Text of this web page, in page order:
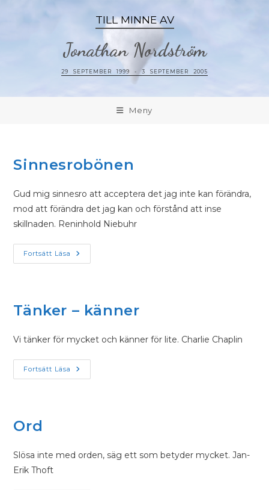
TILL MINNE AV
Jonathan Nordström
29 SEPTEMBER 1999 - 3 SEPTEMBER 2005
Meny
Sinnesrobönen
Gud mig sinnesro att acceptera det jag inte kan förändra,
mod att förändra det jag kan och förstånd att inse
skillnaden. Reninhold Niebuhr
Fortsätt Läsa
Tänker – känner
Vi tänker för mycket och känner för lite. Charlie Chaplin
Fortsätt Läsa
Ord
Slösa inte med orden, säg ett som betyder mycket. Jan-
Erik Thoft